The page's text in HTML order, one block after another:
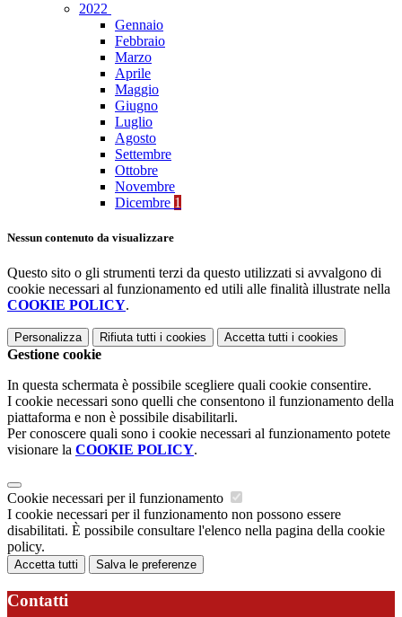
2022
Gennaio
Febbraio
Marzo
Aprile
Maggio
Giugno
Luglio
Agosto
Settembre
Ottobre
Novembre
Dicembre 1
Nessun contenuto da visualizzare
Questo sito o gli strumenti terzi da questo utilizzati si avvalgono di
cookie necessari al funzionamento ed utili alle finalità illustrate nella
COOKIE POLICY.
Personalizza Rifiuta tutti i cookies Accetta tutti i cookies
Gestione cookie
In questa schermata è possibile scegliere quali cookie consentire.
I cookie necessari sono quelli che consentono il funzionamento della
piattaforma e non è possibile disabilitarli.
Per conoscere quali sono i cookie necessari al funzionamento potete
visionare la COOKIE POLICY.
Cookie necessari per il funzionamento
I cookie necessari per il funzionamento non possono essere
disabilitati. È possibile consultare l'elenco nella pagina della cookie
policy.
Accetta tutti Salva le preferenze
Contatti